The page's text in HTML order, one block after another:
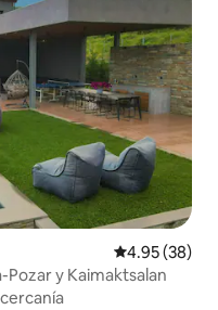
Calificación
4.95 (38)
y Kaimaktsalan
cercanía